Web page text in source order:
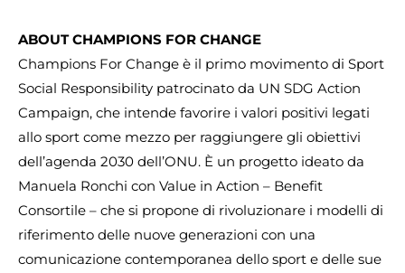
ABOUT CHAMPIONS FOR CHANGE
Champions For Change è il primo movimento di Sport
Social Responsibility patrocinato da UN SDG Action
Campaign, che intende favorire i valori positivi legati
allo sport come mezzo per raggiungere gli obiettivi
dell’agenda 2030 dell’ONU. È un progetto ideato da
Manuela Ronchi con Value in Action – Benefit
Consortile – che si propone di rivoluzionare i modelli di
riferimento delle nuove generazioni con una
comunicazione contemporanea dello sport e delle sue